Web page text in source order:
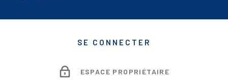
SE CONNECTER
ESPACE PROPRIÉTAIRE